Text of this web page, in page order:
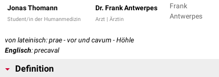
Jonas Thomann
Student/in der Humanmedizin
Dr. Frank Antwerpes
Arzt | Ärztin
Frank
Antwerpes
von lateinisch: prae - vor und cavum - Höhle
Englisch: precaval
Definition